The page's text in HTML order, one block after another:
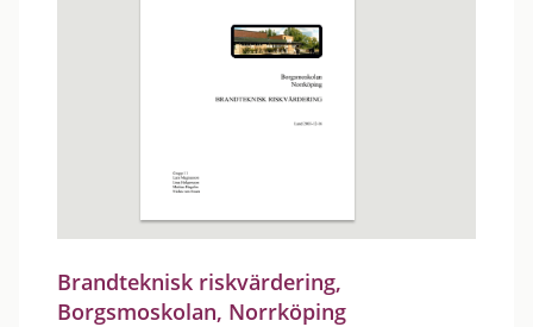
Brandteknisk riskvärdering,
Borgsmoskolan, Norrköping